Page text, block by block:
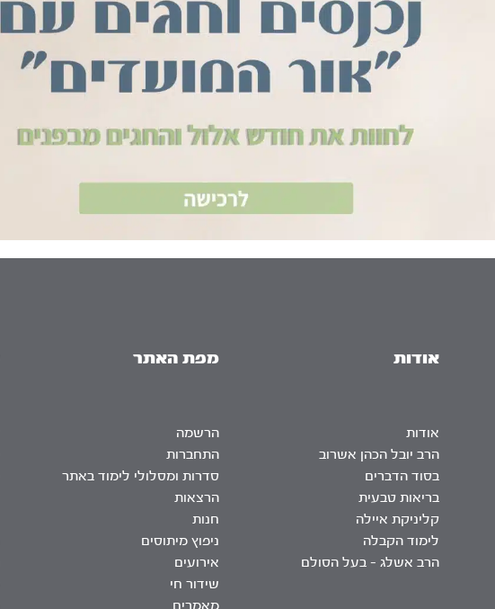
אודות
אודות
הרב יובל הכהן אשרוב
בסוד הדברים
בריאות טבעית
קליניקת איילה
לימוד הקבלה
הרב אשלג – בעל הסולם
מפת האתר
הרשמה
התחברות
סדרות ומסלולי לימוד באתר
הרצאות
חנות
ניפוץ מיתוסים
אירועים
שידור חי